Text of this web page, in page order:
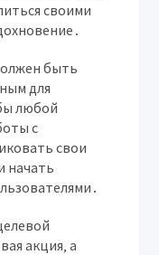
своими
быть
для
любой
с
свои
начать
акция‚ а